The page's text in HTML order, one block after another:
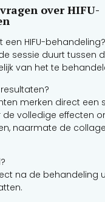
over HIFU-
een HIFU-behandeling?
sessie duurt tussen
van het te
merken direct een
volledige effecten
naarmate de
na de behandeling